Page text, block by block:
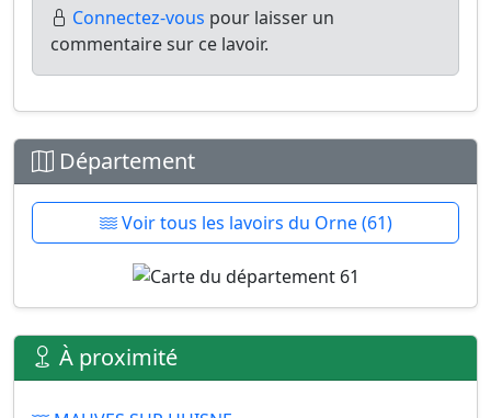
Connectez-vous pour laisser un
commentaire sur ce lavoir.
Département
Voir tous les lavoirs du Orne (61)
À proximité